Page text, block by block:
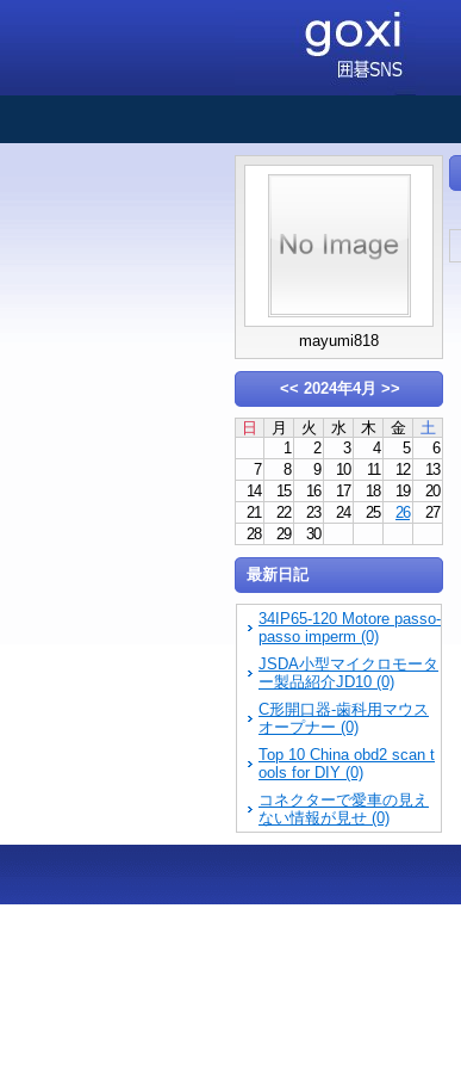
mayumi818
<< 2024年4月 >>
日 月 火 水 木 金
土
1
2 3 4 5
6
7
8 9 10 11 12
13
14
15 16 17 18 19
20
21
22 23 24 25 26
27
28
29 30
最新日記
34IP65-120 Motore passo-
passo imperm (0)
JSDA小型マイクロモータ
ー製品紹介JD10 (0)
C形開口器-歯科用マウス
オープナー (0)
Top 10 China obd2 scan t
ools for DIY (0)
コネクターで愛車の見え
ない情報が見せ (0)